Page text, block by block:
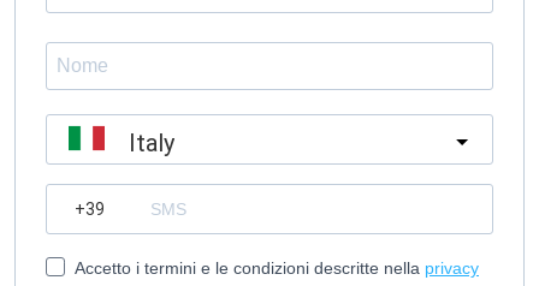
Italy
Accetto i termini e le condizioni descritte nella privacy